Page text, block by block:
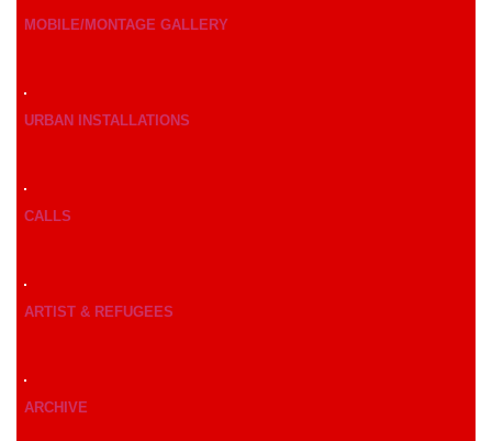
MOBILE/MONTAGE GALLERY
URBAN INSTALLATIONS
CALLS
ARTIST & REFUGEES
ARCHIVE